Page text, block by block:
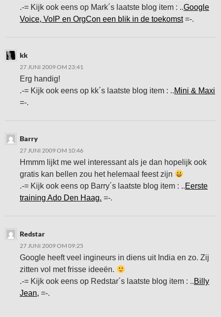
.-= Kijk ook eens op Mark´s laatste blog item : ..Google
Voice, VoIP en OrgCon een blik in de toekomst=-.
kk
27 JUNI 2009 OM 23:41
Erg handig!
.-= Kijk ook eens op kk´s laatste blog item : ..Mini & Maxi
=-.
Barry
27 JUNI 2009 OM 10:46
Hmmm lijkt me wel interessant als je dan hopelijk ook
gratis kan bellen zou het helemaal feest zijn
.-= Kijk ook eens op Barry´s laatste blog item : ..Eerste
training Ado Den Haag. =-.
Redstar
27 JUNI 2009 OM 09:25
Google heeft veel ingineurs in diens uit India en zo. Zij
zitten vol met frisse ideeën.
.-= Kijk ook eens op Redstar´s laatste blog item : ..Billy
Jean, =-.